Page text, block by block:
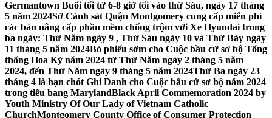
Germantown Buổi tối từ 6-8 giờ tối vào thứ Sáu, ngày 17 tháng
5 năm 2024Sở Cảnh sát Quận Montgomery cung cấp miễn phí
các bản nâng cấp phần mềm chống trộm với Xe Hyundai trong
ba ngày: Thứ Năm ngày 9 , Thứ Sáu ngày 10 và Thứ Bảy ngày
11 tháng 5 năm 2024Bỏ phiếu sớm cho Cuộc bầu cử sơ bộ Tổng
thống Hoa Kỳ năm 2024 từ Thứ Năm ngày 2 tháng 5 năm
2024, đến Thứ Năm ngày 9 tháng 5 năm 2024Thứ Ba ngày 23
tháng 4 là hạn chót Ghi Danh cho Cuộc bầu cử sơ bộ năm 2024
trong tiểu bang MarylandBlack April Commemoration 2024 by
Youth Ministry Of Our Lady of Vietnam Catholic
ChurchMontgomery County Office of Consumer Protection